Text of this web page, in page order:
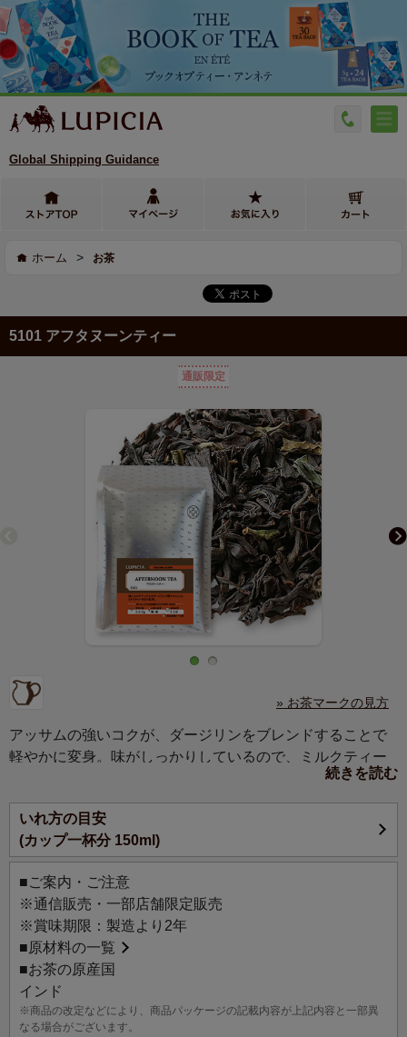
Global Shipping Guidance
ホーム > お茶
5101 アフタヌーンティー
通販限定
» お茶マークの見方
アッサムの強いコクが、ダージリンをブレンドすることで
軽やかに変身。味がしっかりしているので、ミルクティー
続きを読む
いれ方の目安
(カップ一杯分 150ml)
■ご案内・ご注意
※通信販売・一部店舗限定販売
※賞味期限：製造より2年
■原材料の一覧
■お茶の原産国
インド
※商品の改定などにより、商品パッケージの記載内容が上記内容と一部異
なる場合がございます。